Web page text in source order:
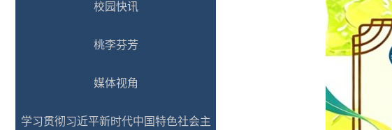
校园快讯
桃李芬芳
媒体视角
学习贯彻习近平新时代中国特色社会主